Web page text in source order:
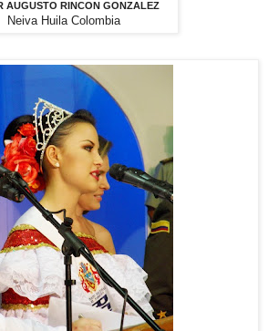
AUGUSTO RINCON GONZALEZ
Neiva Huila Colombia